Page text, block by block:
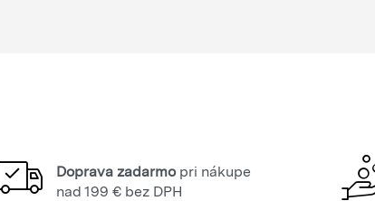
Doprava zadarmopri nákupe
nad 199 € bez DPH